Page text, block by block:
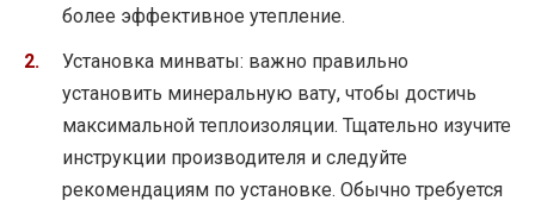
более эффективное утепление.
Установка минваты: важно правильно
установить минеральную вату, чтобы достичь
максимальной теплоизоляции. Тщательно изучите
инструкции производителя и следуйте
рекомендациям по установке. Обычно требуется